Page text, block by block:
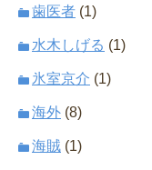
歯医者 (1)
水木しげる (1)
氷室京介 (1)
海外 (8)
海賊 (1)